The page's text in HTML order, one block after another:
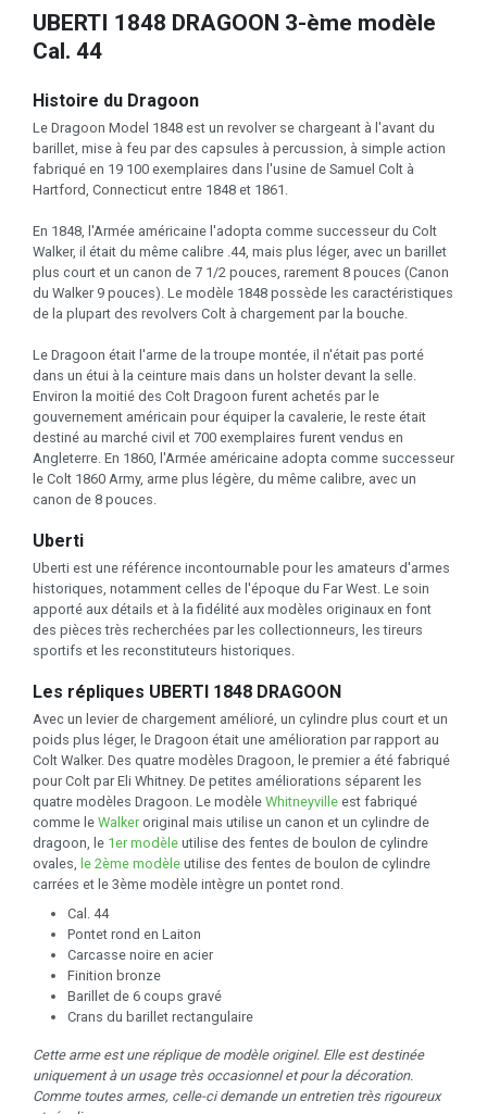
UBERTI 1848 DRAGOON 3-ème modèle
Cal. 44
Histoire du Dragoon
Le Dragoon Model 1848 est un revolver se chargeant à l'avant du
barillet, mise à feu par des capsules à percussion, à simple action
fabriqué en 19 100 exemplaires dans l'usine de Samuel Colt à
Hartford, Connecticut entre 1848 et 1861.
En 1848, l'Armée américaine l'adopta comme successeur du Colt
Walker, il était du même calibre .44, mais plus léger, avec un barillet
plus court et un canon de 7 1/2 pouces, rarement 8 pouces (Canon
du Walker 9 pouces). Le modèle 1848 possède les caractéristiques
de la plupart des revolvers Colt à chargement par la bouche.
Le Dragoon était l'arme de la troupe montée, il n'était pas porté
dans un étui à la ceinture mais dans un holster devant la selle.
Environ la moitié des Colt Dragoon furent achetés par le
gouvernement américain pour équiper la cavalerie, le reste était
destiné au marché civil et 700 exemplaires furent vendus en
Angleterre. En 1860, l'Armée américaine adopta comme successeur
le Colt 1860 Army, arme plus légère, du même calibre, avec un
canon de 8 pouces.
Uberti
Uberti est une référence incontournable pour les amateurs d'armes
historiques, notamment celles de l'époque du Far West. Le soin
apporté aux détails et à la fidélité aux modèles originaux en font
des pièces très recherchées par les collectionneurs, les tireurs
sportifs et les reconstituteurs historiques.
Les répliques UBERTI 1848 DRAGOON
Avec un levier de chargement amélioré, un cylindre plus court et un
poids plus léger, le Dragoon était une amélioration par rapport au
Colt Walker. Des quatre modèles Dragoon, le premier a été fabriqué
pour Colt par Eli Whitney. De petites améliorations séparent les
quatre modèles Dragoon. Le modèle Whitneyville est fabriqué
comme le Walker original mais utilise un canon et un cylindre de
dragoon, le 1er modèle utilise des fentes de boulon de cylindre
ovales,
le 2ème modèle utilise des fentes de boulon de cylindre
carrées et le 3ème modèle intègre un pontet rond.
Cal. 44
Pontet rond en Laiton
Carcasse noire en acier
Finition bronze
Barillet de 6 coups gravé
Crans du barillet rectangulaire
Cette arme est une réplique de modèle originel. Elle est destinée
uniquement à un usage très occasionnel et pour la décoration.
Comme toutes armes, celle-ci demande un entretien très rigoureux